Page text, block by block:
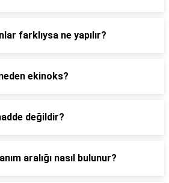
farklıysa ne yapılır?
ekinoks?
değildir?
aralığı nasıl bulunur?